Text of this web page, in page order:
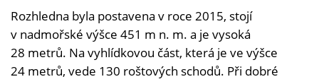
Rozhledna byla postavena v roce 2015, stojí
v nadmořské výšce 451 m n. m. a je vysoká
28 metrů. Na vyhlídkovou část, která je ve výšce
24 metrů, vede 130 roštových schodů. Při dobré